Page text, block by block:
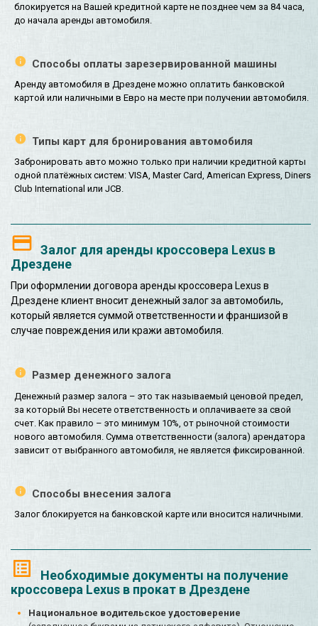
блокируется на Вашей кредитной карте не позднее чем за 84 часа,
до начала аренды автомобиля.
Способы оплаты зарезервированной машины
Аренду автомобиля в Дрездене можно оплатить банковской
картой или наличными в Евро на месте при получении автомобиля.
Типы карт для бронирования автомобиля
Забронировать авто можно только при наличии кредитной карты
одной платёжных систем: VISA, Master Card, American Express, Diners
Club International или JCB.
Залог для аренды кроссовера Lexus в
Дрездене
При оформлении договора аренды кроссовера Lexus в
Дрездене клиент вносит денежный залог за автомобиль,
который является суммой ответственности и франшизой в
случае повреждения или кражи автомобиля.
Размер денежного залога
Денежный размер залога – это так называемый ценовой предел,
за который Вы несете ответственность и оплачиваете за свой
счет. Как правило – это минимум 10%, от рыночной стоимости
нового автомобиля. Сумма ответственности (залога) арендатора
зависит от выбранного автомобиля, не является фиксированной.
Способы внесения залога
Залог блокируется на банковской карте или вносится наличными.
Необходимые документы на получение
кроссовера Lexus в прокат в Дрездене
Национальное водительское удостоверение